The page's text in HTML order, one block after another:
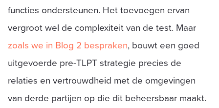
functies ondersteunen. Het toevoegen ervan
vergroot wel de complexiteit van de test. Maar
zoals we in Blog 2 bespraken, bouwt een goed
uitgevoerde pre-TLPT strategie precies de
relaties en vertrouwdheid met de omgevingen
van derde partijen op die dit beheersbaar maakt.